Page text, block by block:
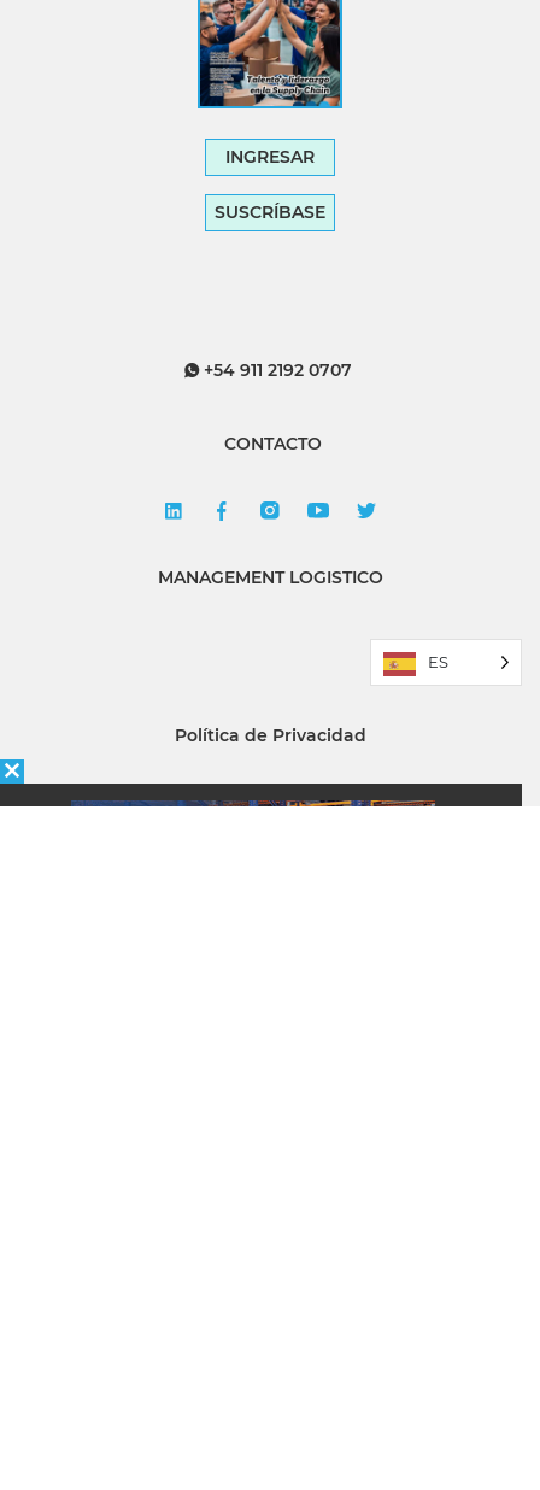
INGRESAR
SUSCRÍBASE
+54 911 2192 0707
CONTACTO
MANAGEMENT LOGISTICO
Política de Privacidad
Quiénes somos
ES